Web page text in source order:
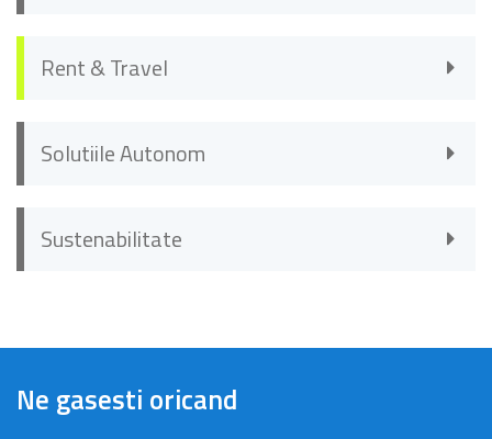
Rent & Travel
Solutiile Autonom
Sustenabilitate
Ne gasesti oricand